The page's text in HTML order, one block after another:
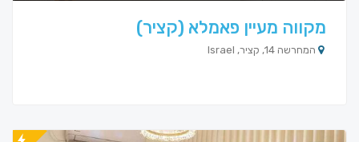
מקווה מעיין פאמלא (קציר)
המחרשה 14, קציר, Israel